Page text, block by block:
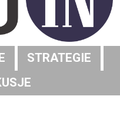
STRATEGIE